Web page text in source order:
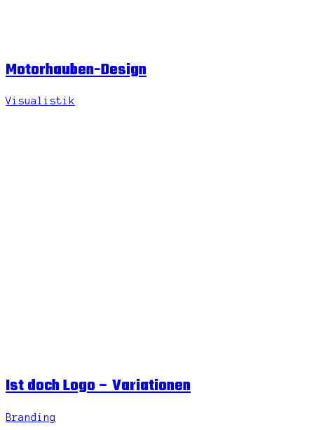
Motorhauben-Design
Visualistik
Ist doch Logo – Variationen
Branding